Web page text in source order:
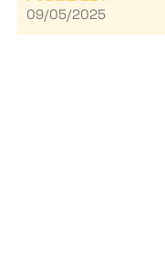
09/05/2025